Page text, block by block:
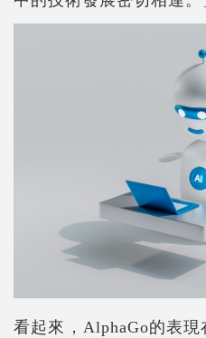
看起來，AlphaGo的表